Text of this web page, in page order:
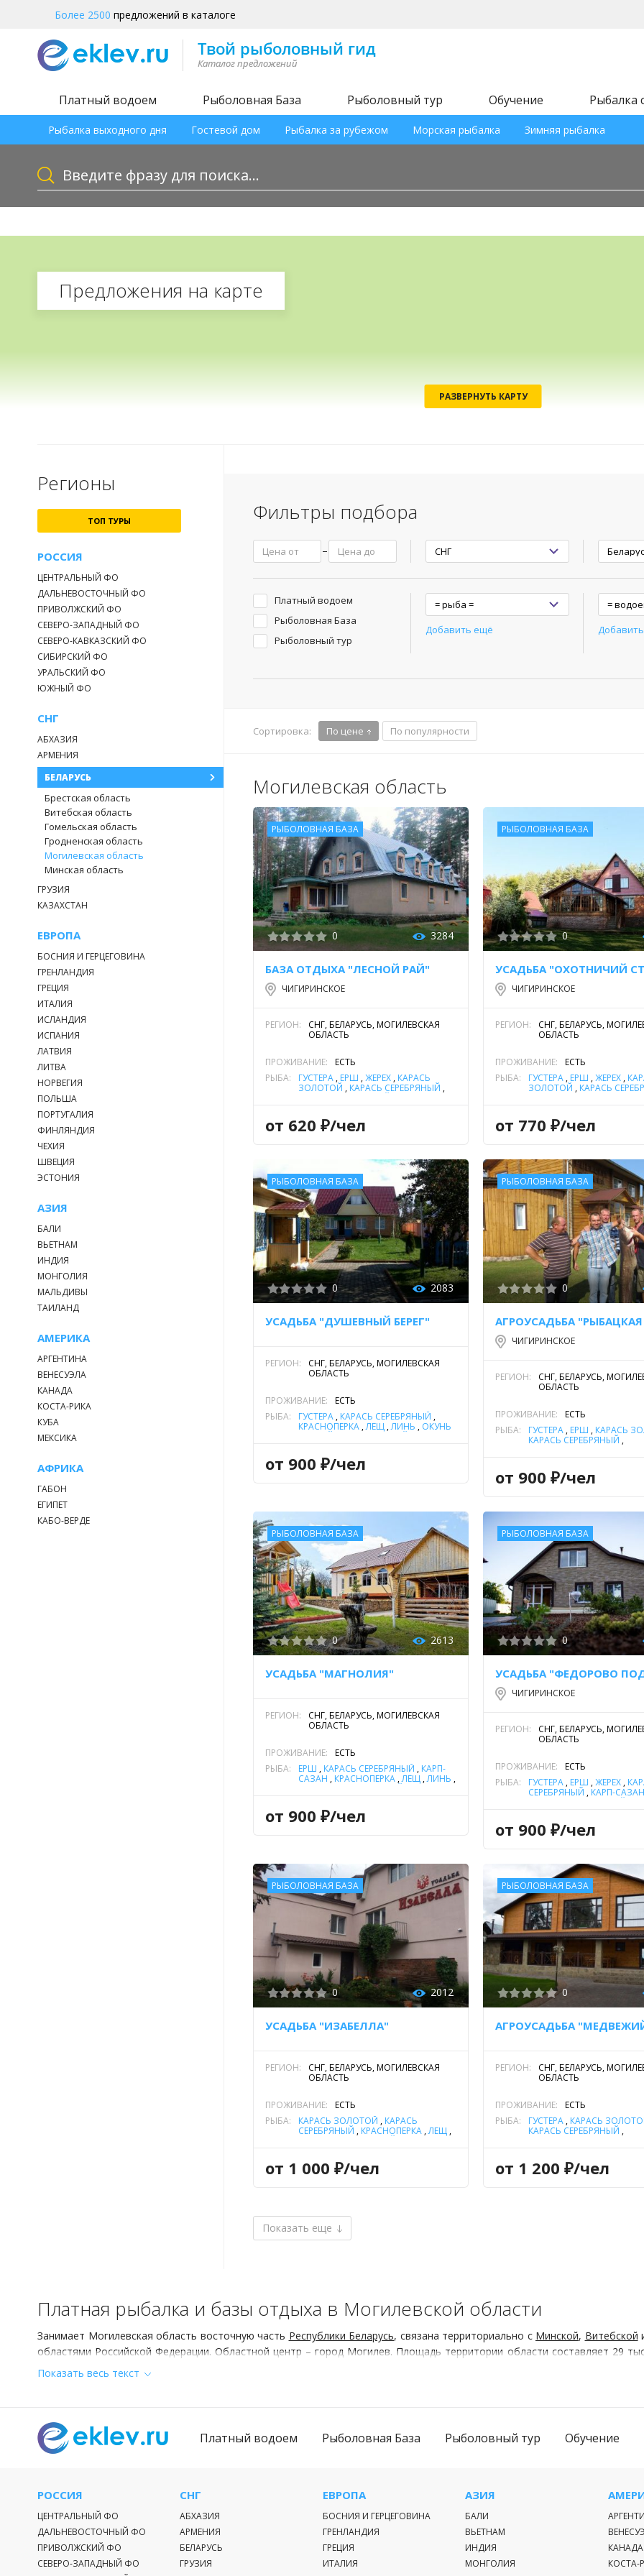
Более 2500 предложений в каталоге
Платный водоем Рыболовная База Рыболовный тур Обучение Рыбалка
Рыбалка выходного дня Гостевой дом Рыбалка за рубежом Морская рыбалка Зимняя рыбалка
Предложения на карте
РАЗВЕРНУТЬ КАРТУ
Регионы
ТОП ТУРЫ
РОССИЯ
ЦЕНТРАЛЬНЫЙ ФО
ДАЛЬНЕВОСТОЧНЫЙ ФО
ПРИВОЛЖСКИЙ ФО
СЕВЕРО-ЗАПАДНЫЙ ФО
СЕВЕРО-КАВКАЗСКИЙ ФО
СИБИРСКИЙ ФО
УРАЛЬСКИЙ ФО
ЮЖНЫЙ ФО
СНГ
АБХАЗИЯ
АРМЕНИЯ
БЕЛАРУСЬ
Брестская область
Витебская область
Гомельская область
Гродненская область
Могилевская область
Минская область
ГРУЗИЯ
КАЗАХСТАН
ЕВРОПА
БОСНИЯ И ГЕРЦЕГОВИНА
ГРЕНЛАНДИЯ
ГРЕЦИЯ
ИТАЛИЯ
ИСЛАНДИЯ
ИСПАНИЯ
ЛАТВИЯ
ЛИТВА
НОРВЕГИЯ
ПОЛЬША
ПОРТУГАЛИЯ
ФИНЛЯНДИЯ
ЧЕХИЯ
ШВЕЦИЯ
ЭСТОНИЯ
АЗИЯ
БАЛИ
ВЬЕТНАМ
ИНДИЯ
МОНГОЛИЯ
МАЛЬДИВЫ
ТАИЛАНД
АМЕРИКА
АРГЕНТИНА
ВЕНЕСУЭЛА
КАНАДА
КОСТА-РИКА
КУБА
МЕКСИКА
АФРИКА
ГАБОН
ЕГИПЕТ
КАБО-ВЕРДЕ
Фильтры подбора
Платный водоем
Рыболовная База
Рыболовный тур
Добавить ещё
Сортировка: По цене По популярности
Могилевская область
РЫБОЛОВНАЯ БАЗА
0 3284
БАЗА ОТДЫХА "ЛЕСНОЙ РАЙ"
ЧИГИРИНСКОЕ
РЕГИОН:
СНГ, БЕЛАРУСЬ, МОГИЛЕВСКАЯ
ОБЛАСТЬ
ПРОЖИВАНИЕ:
ЕСТЬ
РЫБА:
ГУСТЕРА , ЁРШ ,ЖЕРЕХ , КАРАСЬ
ЗОЛОТОЙ , КАРАСЬ СЕРЕБРЯНЫЙ ,
ЕВРОПЕЙСКИЙ)
от 620 ₽/чел
РЫБОЛОВНАЯ БАЗА
0
УСАДЬБА "ОХОТНИЧИЙ
ЧИГИРИНСКОЕ
РЕГИОН:
СНГ, БЕЛАРУСЬ,
ОБЛАСТЬ
ПРОЖИВАНИЕ:
ЕСТЬ
РЫБА:
ГУСТЕРА, ЁРШ ,ЖЕРЕХ,
ЗОЛОТОЙ , КАРАСЬ
(СОМ ЕВРОПЕЙСКИЙ)
УКЛЕЙКА,ЩУКА
от 770 ₽/чел
РЫБОЛОВНАЯ БАЗА
0 2083
УСАДЬБА "ДУШЕВНЫЙ БЕРЕГ"
РЕГИОН:
СНГ, БЕЛАРУСЬ, МОГИЛЕВСКАЯ
ОБЛАСТЬ
ПРОЖИВАНИЕ:
ЕСТЬ
РЫБА:
ГУСТЕРА , КАРАСЬ СЕРЕБРЯНЫЙ ,
КРАСНОПЕРКА ,ЛЕЩ ,ЛИНЬ , ОКУНЬ
от 900 ₽/чел
РЫБОЛОВНАЯ БАЗА
0
ЧИГИРИНСКОЕ
РЕГИОН:
СНГ, БЕЛАРУСЬ,
ОБЛАСТЬ
ПРОЖИВАНИЕ:
ЕСТЬ
РЫБА:
ГУСТЕРА, ЁРШ , КАРАСЬ
КАРАСЬ СЕРЕБРЯНЫЙ ,
от 900 ₽/чел
РЫБОЛОВНАЯ БАЗА
0 2613
УСАДЬБА "МАГНОЛИЯ"
РЕГИОН:
СНГ, БЕЛАРУСЬ, МОГИЛЕВСКАЯ
ОБЛАСТЬ
ПРОЖИВАНИЕ:
ЕСТЬ
РЫБА:
ЁРШ , КАРАСЬ СЕРЕБРЯНЫЙ , КАРП-
САЗАН , КРАСНОПЕРКА ,ЛЕЩ ,ЛИНЬ ,
от 900 ₽/чел
РЫБОЛОВНАЯ БАЗА
0
ЧИГИРИНСКОЕ
РЕГИОН:
СНГ, БЕЛАРУСЬ,
ОБЛАСТЬ
ПРОЖИВАНИЕ:
ЕСТЬ
РЫБА:
ГУСТЕРА, ЁРШ ,ЖЕРЕХ,
СЕРЕБРЯНЫЙ , КАРП-САЗАН
ЕВРОПЕЙСКИЙ)
УКЛЕЙКА,ЩУКА
от 900 ₽/чел
РЫБОЛОВНАЯ БАЗА
0 2012
УСАДЬБА "ИЗАБЕЛЛА"
РЕГИОН:
СНГ, БЕЛАРУСЬ, МОГИЛЕВСКАЯ
ОБЛАСТЬ
ПРОЖИВАНИЕ:
ЕСТЬ
РЫБА:
КАРАСЬ ЗОЛОТОЙ , КАРАСЬ
СЕРЕБРЯНЫЙ , КРАСНОПЕРКА ,ЛЕЩ ,
от 1 000 ₽/чел
РЫБОЛОВНАЯ БАЗА
0
РЕГИОН:
СНГ, БЕЛАРУСЬ,
ОБЛАСТЬ
ПРОЖИВАНИЕ:
ЕСТЬ
РЫБА:
ГУСТЕРА, КАРАСЬ
КАРАСЬ СЕРЕБРЯНЫЙ ,
ОБЫКНОВЕННЫЙ (СОМ
ЕВРОПЕЙСКИЙ),УКЛЕЙКА
от 1 200 ₽/чел
Показать еще
Платная рыбалка и базы отдыха в Могилевской области
Занимает Могилевская область восточную часть Республики Беларусь, связана территориально с Минской, Витебской
областями Российской Федерации. Областной центр – город Могилев. Площадь территории области составляет 29
равнинный. Северо-восточную и юго-западную части региона занимают возвышенные равнины. По всей территории
Популярные туры
А также ландшафтный заказник Старица.
Организованы для туристов:
сплавы по белорусским рекам;
Показать весь текст
Платный водоем Рыболовная База Рыболовный тур Обучение
РОССИЯ
ЦЕНТРАЛЬНЫЙ ФО
ДАЛЬНЕВОСТОЧНЫЙ ФО
ПРИВОЛЖСКИЙ ФО
СЕВЕРО-ЗАПАДНЫЙ ФО
СНГ
АБХАЗИЯ
АРМЕНИЯ
БЕЛАРУСЬ
ГРУЗИЯ
ЕВРОПА
БОСНИЯ И ГЕРЦЕГОВИНА
ГРЕНЛАНДИЯ
ГРЕЦИЯ
ИТАЛИЯ
АЗИЯ
БАЛИ
ВЬЕТНАМ
ИНДИЯ
МОНГОЛИЯ
КАНАДА
КОСТА-